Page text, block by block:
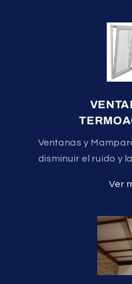
Ventanas y
disminuir el ruido y
Ver